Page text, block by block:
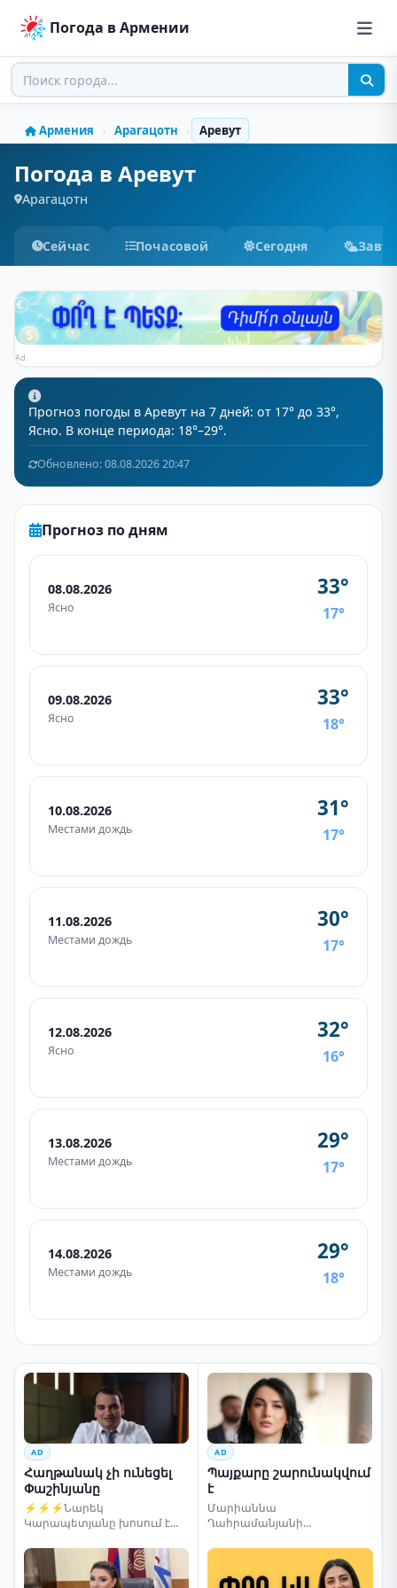
Погода в Армении
Армения › Арагацотн › Аревут
Погода в Аревут
Арагацотн
Сейчас Почасовой Сегодня
Ad
Прогноз погоды в Аревут на 7 дней: от 17° до 33°,
Ясно. В конце периода: 18°–29°.
Обновлено: 08.08.2026 20:47
Прогноз по дням
08.08.2026
Ясно
33°
17°
09.08.2026
Ясно
33°
18°
10.08.2026
Местами дождь
31°
17°
11.08.2026
Местами дождь
30°
17°
12.08.2026
Ясно
32°
16°
13.08.2026
Местами дождь
29°
17°
14.08.2026
Местами дождь
29°
18°
AD
Հաղթանակ չի ունեցել
Փաշինյանը
⚡⚡⚡Նարեկ
Կարապետյանը խոսում է
AD
Պայքարը շարունակվում
է
Մարիաննա
Ղահրամանյանի